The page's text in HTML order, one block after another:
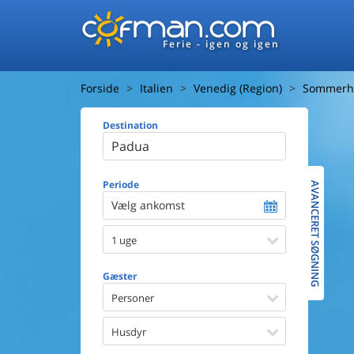
Ferie - igen og igen
Forside Italien Venedig (Region)
Destination
Periode
Vælg ankomst
1 uge
Gæster
Personer
Husdyr
Afstand til
Udsigt til
Faciliteter
Spa
AVANCERET SØGNING